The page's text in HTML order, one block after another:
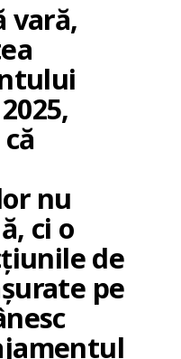
vară,
nu
ci o
de
pe